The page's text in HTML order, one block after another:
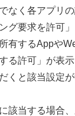
なく各アプリ
グ要求を許可
有するAppや
る許可」が表
くと該当設定が
該当する場合